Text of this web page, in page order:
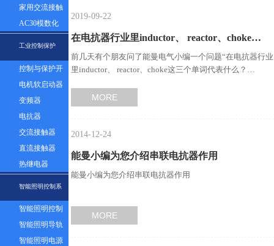
路器
家用交流接触
器
AC30模数化
工业控制保护
控制与保护开
关
电机软启动器
变频器
电抗器
交流接触器
直流接触器
热继电器
智能照明控制系
统
智能照明控制
面板
智能照明导轨
模块
智能照明电源
2019-09-22
在电抗器行业里inductor、 reactor、choke…
前几天有个朋友问了能曼电气小编一个问题“在电抗器行业
里inductor、 reactor、choke这三个单词代表什么？…
MORE
2014-12-24
能曼小编为您介绍串联电抗器作用
能曼小编为您介绍串联电抗器作用
MORE